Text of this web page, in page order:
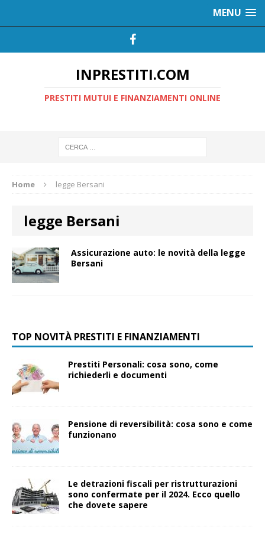
MENU
INPRESTITI.COM
PRESTITI MUTUI E FINANZIAMENTI ONLINE
Home legge Bersani
legge Bersani
Assicurazione auto: le novità della legge
Bersani
TOP NOVITÀ PRESTITI E FINANZIAMENTI
Prestiti Personali: cosa sono, come
richiederli e documenti
Pensione di reversibilità: cosa sono e come
funzionano
Le detrazioni fiscali per ristrutturazioni
sono confermate per il 2024. Ecco quello
che dovete sapere